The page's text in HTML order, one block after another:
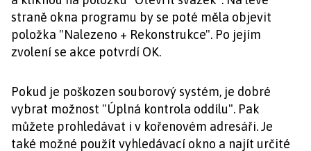
straně okna programu by se poté měla objevit
položka "Nalezeno + Rekonstrukce". Po jejím
zvolení se akce potvrdí OK.
Pokud je poškozen souborový systém, je dobré
vybrat možnost "Úplná kontrola oddílu". Pak
můžete prohledávat i v kořenovém adresáři. Je
také možné použít vyhledávací okno a najít určité